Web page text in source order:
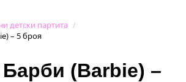
детски партита
– 5 броя
(Barbie) –